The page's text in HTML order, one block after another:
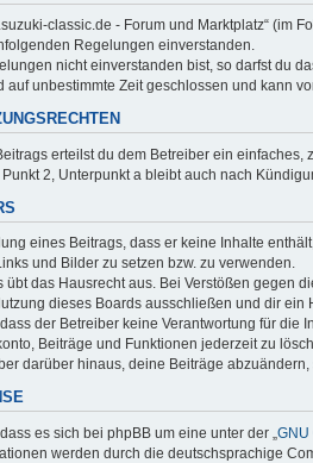
classic.de - Forum und Marktplatz“ (im
Regelungen einverstanden.
nicht einverstanden bist, so darfst du
auf unbestimmte Zeit geschlossen und kann
erteilst du dem Betreiber ein
2, Unterpunkt a bleibt auch nach
eines Beitrags, dass er keine Inhalte
und Bilder zu setzen bzw. zu verwenden.
übt das Hausrecht aus. Bei Verstößen gegen
dieses Boards ausschließen und dir ein
der Betreiber keine Verantwortung für
Beiträge und Funktionen jederzeit zu
darüber hinaus, deine Beiträge
es sich bei phpBB um eine unter der „ GNU
werden durch die deutschsprachige